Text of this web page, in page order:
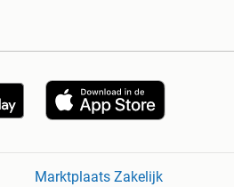
Marktplaats Zakelijk